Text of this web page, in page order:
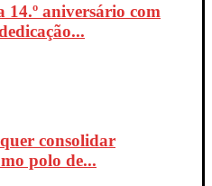
14.º aniversário com
consolidar
polo de...